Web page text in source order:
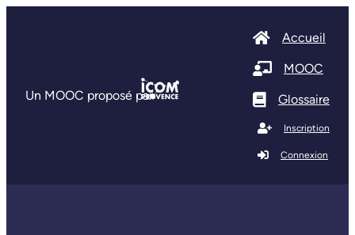
Un MOOC proposé par
Accueil
MOOC
Glossaire
Inscription
Connexion